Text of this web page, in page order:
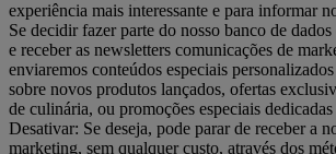
experiência mais interessante e para informar
Se decidir fazer parte do nosso banco de
e receber as newsletters comunicações de
enviaremos conteúdos especiais
sobre novos produtos lançados, ofertas
de culinária, ou promoções especiais dedicadas
Desativar: Se deseja, pode parar de receber a
marketing, sem qualquer custo, através dos